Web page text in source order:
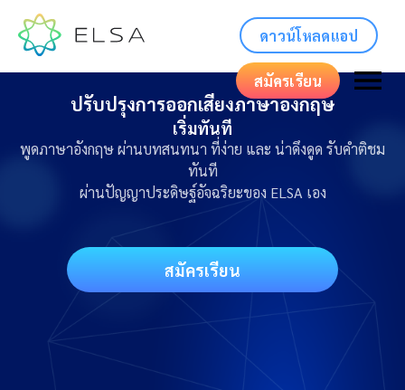
ดาวน์โหลดแอป
สมัครเรียน
ปรับปรุงการออกเสียงภาษาอังกฤษ
เริ่มทันที
พูดภาษาอังกฤษ ผ่านบทสนทนา ที่ง่าย และ น่าดึงดูด รับคำติชม
ทันที
ผ่านปัญญาประดิษฐ์อัจฉริยะของ ELSA เอง
สมัครเรียน